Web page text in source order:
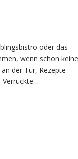
oder das
wenn schon keine
der Tür, Rezepte
Verrückte…